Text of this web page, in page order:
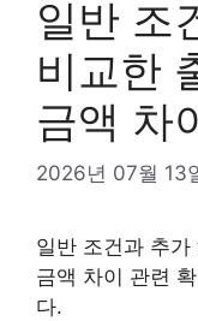
일반 조
비교한
금액 차
2026년 07월 13
일반 조건과 추
금액 차이 관련
다.